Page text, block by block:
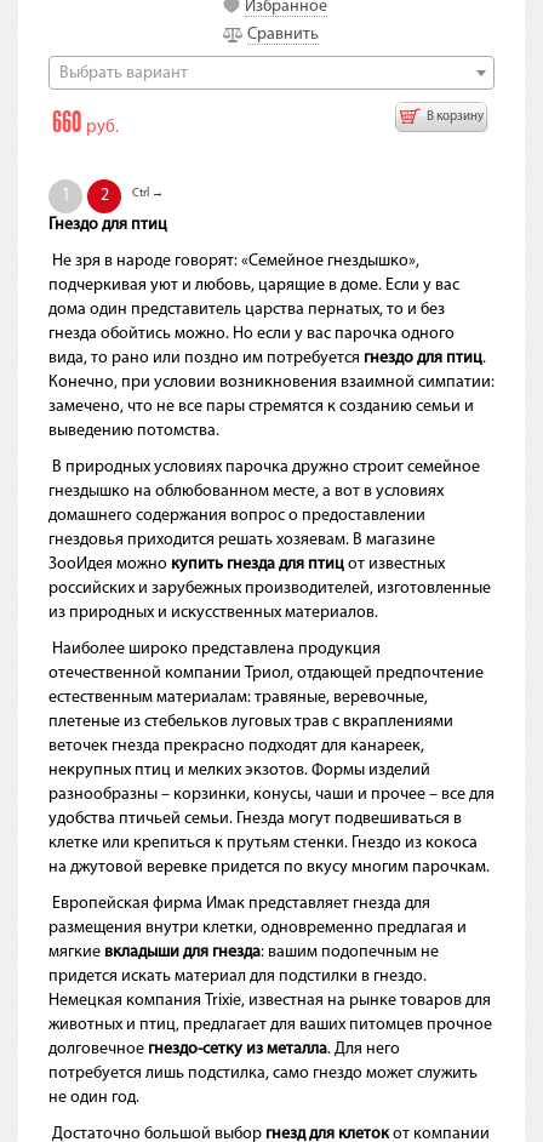
Избранное
Сравнить
Выбрать вариант
В корзину
660 руб.
1 2 Ctrl →
Гнездо для птиц
Не зря в народе говорят: «Семейное гнездышко»,
подчеркивая уют и любовь, царящие в доме. Если у вас
дома один представитель царства пернатых, то и без
гнезда обойтись можно. Но если у вас парочка одного
вида, то рано или поздно им потребуется гнездо для птиц.
Конечно, при условии возникновения взаимной симпатии:
замечено, что не все пары стремятся к созданию семьи и
выведению потомства.
В природных условиях парочка дружно строит семейное
гнездышко на облюбованном месте, а вот в условиях
домашнего содержания вопрос о предоставлении
гнездовья приходится решать хозяевам. В магазине
ЗооИдея можно купить гнезда для птиц от известных
российских и зарубежных производителей, изготовленные
из природных и искусственных материалов.
Наиболее широко представлена продукция
отечественной компании Триол, отдающей предпочтение
естественным материалам: травяные, веревочные,
плетеные из стебельков луговых трав с вкраплениями
веточек гнезда прекрасно подходят для канареек,
некрупных птиц и мелких экзотов. Формы изделий
разнообразны – корзинки, конусы, чаши и прочее – все для
удобства птичьей семьи. Гнезда могут подвешиваться в
клетке или крепиться к прутьям стенки. Гнездо из кокоса
на джутовой веревке придется по вкусу многим парочкам.
Европейская фирма Имак представляет гнезда для
размещения внутри клетки, одновременно предлагая и
мягкие вкладыши для гнезда: вашим подопечным не
придется искать материал для подстилки в гнездо.
Немецкая компания Trixie, известная на рынке товаров для
животных и птиц, предлагает для ваших питомцев прочное
долговечное гнездо-сетку из металла. Для него
потребуется лишь подстилка, само гнездо может служить
не один год.
Достаточно большой выбор гнезд для клетокот компании